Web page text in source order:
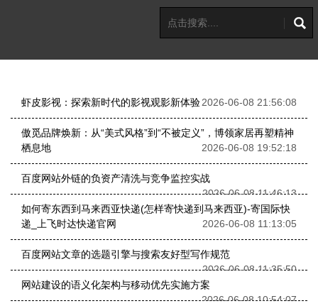
虾皮影视：探索新时代的影视观影新体验2026-06-08 21:56:08
傲觅品牌焕新：从“美式风格”到“不被定义”，博领家居再塑精神
栖息地
2026-06-08 19:52:18
百度网站外链的负资产清洗与竞争监控实战
2026-06-08 11:46:13
如何寄东西到马来西亚快递(怎样寄快递到马来西亚)-寄国际快
递_上飞时达快递官网
2026-06-08 11:13:05
百度网站文章的选题引擎与搜索友好型写作规范
2026-06-08 11:35:50
网站建设的语义化架构与移动优先实施方案
2026-06-08 10:54:07